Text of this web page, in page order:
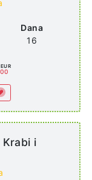
Dana
16
EUR
,00
Krabi i